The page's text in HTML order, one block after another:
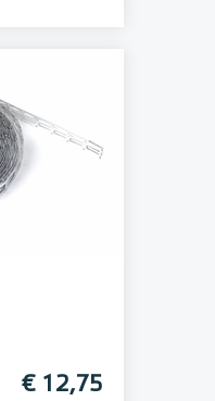
€ 12,75